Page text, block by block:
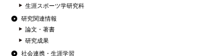
生涯スポーツ学研究科
研究関連情報
論文・著書
研究成果
社会連携・生涯学習